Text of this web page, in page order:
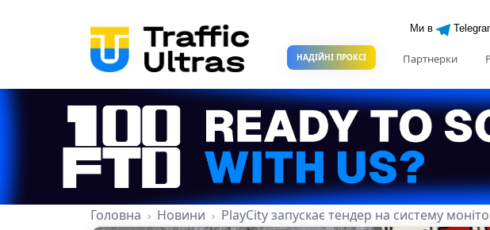
Ми в
НАДІЙНІ ПРОКСІ Партнерки
Головна Новини PlayCity запускає тендер на систему